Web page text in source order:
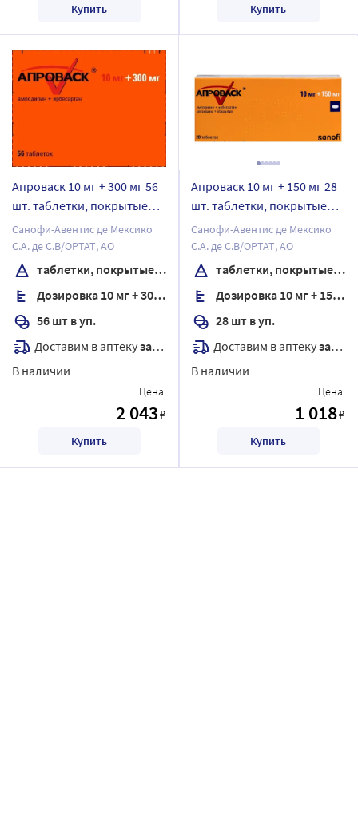
Купить Купить
Апроваск 10 мг + 300 мг 56
шт. таблетки, покрытые
пленочной оболочкой
Санофи-Авентис де Мексико
С.А. де С.В/ОРТАТ, АО
таблетки, покрытые пленочной оболочкой
Дозировка 10 мг + 300 мг
56 шт в уп.
Доставим в аптекузавтра
В наличии
Цена:
2 043₽
Купить
Апроваск 10 мг + 150 мг 28
шт. таблетки, покрытые
пленочной оболочкой
Санофи-Авентис де Мексико
С.А. де С.В/ОРТАТ, АО
таблетки, покрытые пленочной оболочкой
Дозировка 10 мг + 150 мг
28 шт в уп.
Доставим в аптекузавтра
В наличии
Цена:
1 018₽
Купить